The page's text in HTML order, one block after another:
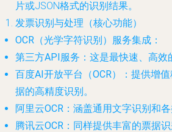
片或JSON格式的识别结果。
发票识别与处理（核心功能）
OCR（光学字符识别）服务集成 ：
第三方API服务 ：这是最快速、高效
百度AI开放平台（OCR）
：提供增
据的高精度识别。
阿里云OCR ：涵盖通用文字识别和各
腾讯云OCR ：同样提供丰富的票据识